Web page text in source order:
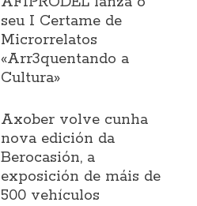
seu I Certame de
Microrrelatos
«Arr3quentando a
Cultura»
Axober volve cunha
nova edición da
Berocasión, a
exposición de máis de
500 vehículos